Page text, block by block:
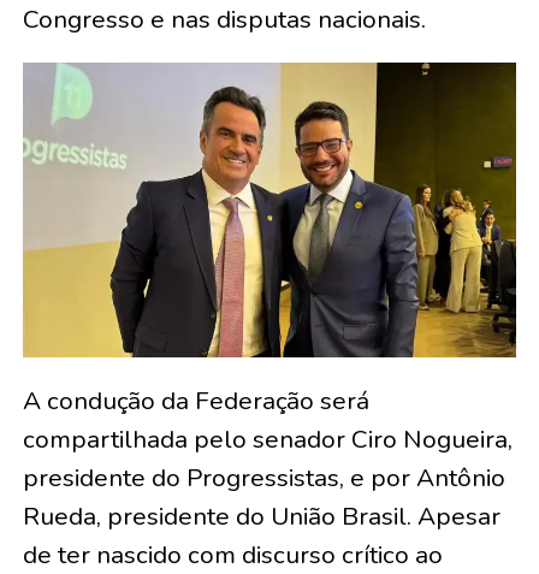
Congresso e nas disputas nacionais.
A condução da Federação será
compartilhada pelo senador Ciro Nogueira,
presidente do Progressistas, e por Antônio
Rueda, presidente do União Brasil. Apesar
de ter nascido com discurso crítico ao